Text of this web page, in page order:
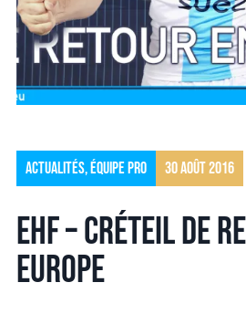
Actualités, Équipe pro 30 août 2016
EHF – Créteil de
Europe